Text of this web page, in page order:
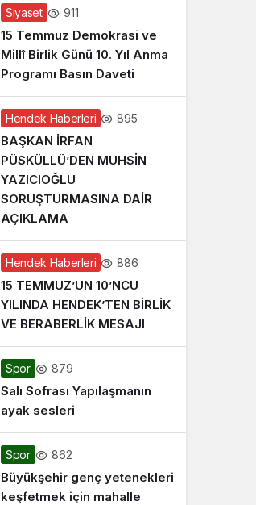
Siyaset 911
15 Temmuz Demokrasi ve
Millî Birlik Günü 10. Yıl Anma
Programı Basın Daveti
Hendek Haberleri 895
BAŞKAN İRFAN
PÜSKÜLLÜ’DEN MUHSİN
YAZICIOĞLU
SORUŞTURMASINA DAİR
AÇIKLAMA
Hendek Haberleri 886
15 TEMMUZ’UN 10’NCU
YILINDA HENDEK’TEN BİRLİK
VE BERABERLİK MESAJI
Spor 879
Salı Sofrası Yapılaşmanın
ayak sesleri
Spor 862
Büyükşehir genç yetenekleri
keşfetmek için mahalle